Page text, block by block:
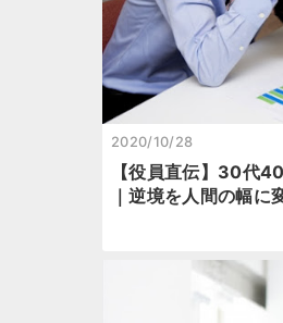
2020/10/28
【役員直伝】30代
｜逆境を人間の幅に